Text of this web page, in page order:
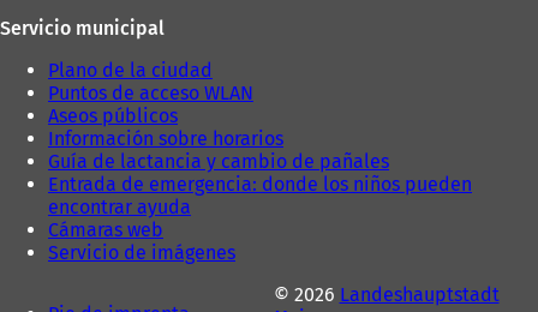
Servicio municipal
Plano de la ciudad
Puntos de acceso WLAN
Aseos públicos
Información sobre horarios
Guía de lactancia y cambio de pañales
Entrada de emergencia: donde los niños pueden
encontrar ayuda
Cámaras web
Servicio de imágenes
© 2026 Landeshauptstadt